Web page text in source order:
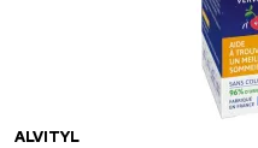
ALVITYL